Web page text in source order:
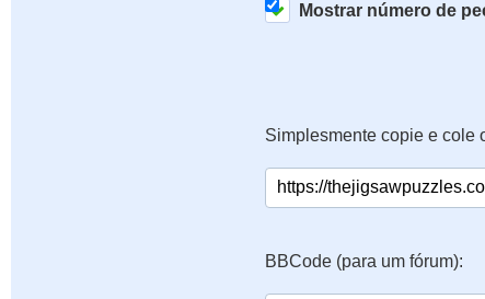
Mostrar número de
Simplesmente copie e cole
BBCode (para um fórum):